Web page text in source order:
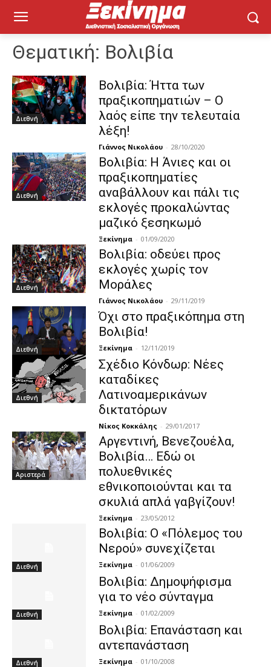
Θεματική: Βολιβία
Διεθνή
Βολιβία: Ήττα των
πραξικοπηματιών – Ο
λαός είπε την τελευταία
λέξη!
Γιάννος Νικολάου - 28/10/2020
Διεθνή
Βολιβία: Η Άνιες και οι
πραξικοπηματίες
αναβάλλουν και πάλι τις
εκλογές προκαλώντας
μαζικό ξεσηκωμό
Ξεκίνημα - 01/09/2020
Διεθνή
Βολιβία: οδεύει προς
εκλογές χωρίς τον
Μοράλες
Γιάννος Νικολάου - 29/11/2019
Διεθνή
Όχι στο πραξικόπημα στη
Βολιβία!
Ξεκίνημα - 12/11/2019
Διεθνή
Σχέδιο Κόνδωρ: Νέες
καταδίκες
Λατινοαμερικάνων
δικτατόρων
Νίκος Κοκκάλης - 29/01/2017
Αριστερά
Αργεντινή, Βενεζουέλα,
Βολιβία… Εδώ οι
πολυεθνικές
εθνικοποιούνται και τα
σκυλιά απλά γαβγίζουν!
Ξεκίνημα - 23/05/2012
Διεθνή
Βολιβία: Ο «Πόλεμος του
Νερού» συνεχίζεται
Ξεκίνημα - 01/06/2009
Διεθνή
Βολιβία: Δημοψήφισμα
για το νέο σύνταγμα
Ξεκίνημα - 01/02/2009
Διεθνή
Βολιβία: Επανάσταση και
αντεπανάσταση
Ξεκίνημα - 01/10/2008